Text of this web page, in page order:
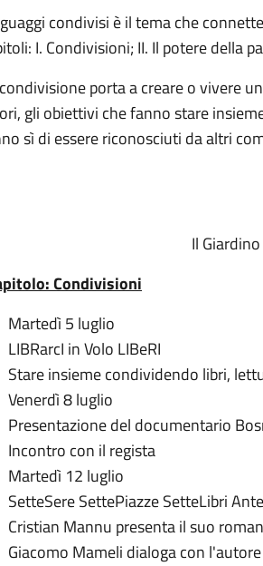
condivisi è il tema che
I. Condivisioni; II. Il potere della
porta a creare o vivere
gli obiettivi che fanno stare
sì di essere riconosciuti da altri
Il
Condivisioni
Martedì 5 luglio
LIBRarcI in Volo LIBeRI
Stare insieme condividendo libri,
Venerdì 8 luglio
Presentazione del documentario
Incontro con il regista
Martedì 12 luglio
SetteSere SettePiazze SetteLibri
Cristian Mannu presenta il suo
Giacomo Mameli dialoga con l'autore